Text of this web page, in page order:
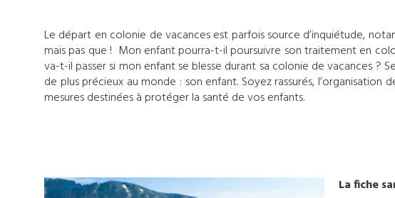
Le départ en colonie de vacances est parfois source d’inquiétude,
mais pas que ! Mon enfant pourra-t-il poursuivre son traitement en
va-t-il passer si mon enfant se blesse durant sa colonie de vacances ?
de plus précieux au monde : son enfant. Soyez rassurés,
mesures destinées à protéger la santé de vos enfants.
La fiche